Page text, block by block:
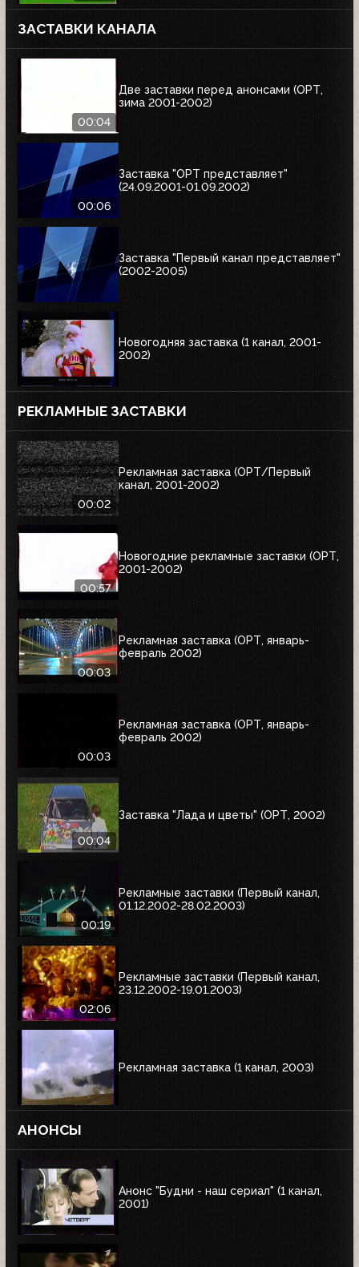
ЗАСТАВКИ КАНАЛА
00:04
Две заставки перед анонсами (ОРТ,
зима 2001-2002)
00:06
Заставка "ОРТ представляет"
(24.09.2001-01.09.2002)
Заставка "Первый канал представляет"
(2002-2005)
Новогодняя заставка (1 канал, 2001-
2002)
РЕКЛАМНЫЕ ЗАСТАВКИ
00:02
Рекламная заставка (ОРТ/Первый
канал, 2001-2002)
00:57
Новогодние рекламные заставки (ОРТ,
2001-2002)
00:03
Рекламная заставка (ОРТ, январь-
февраль 2002)
00:03
Рекламная заставка (ОРТ, январь-
февраль 2002)
00:04
Заставка "Лада и цветы" (ОРТ, 2002)
00:19
Рекламные заставки (Первый канал,
01.12.2002-28.02.2003)
02:06
Рекламные заставки (Первый канал,
23.12.2002-19.01.2003)
Рекламная заставка (1 канал, 2003)
АНОНСЫ
Анонс "Будни - наш сериал" (1 канал,
2001)